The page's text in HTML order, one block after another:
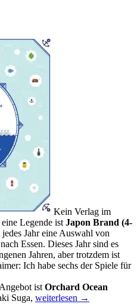
Kein Verlag im
Legende ist Japon Brand (4-
Jahr eine Auswahl von
Essen. Dieses Jahr sind es
Jahren, aber trotzdem ist
Ich habe sechs der Spiele für
ist Orchard Ocean
Suga, Messevorschau
weiterlesen →